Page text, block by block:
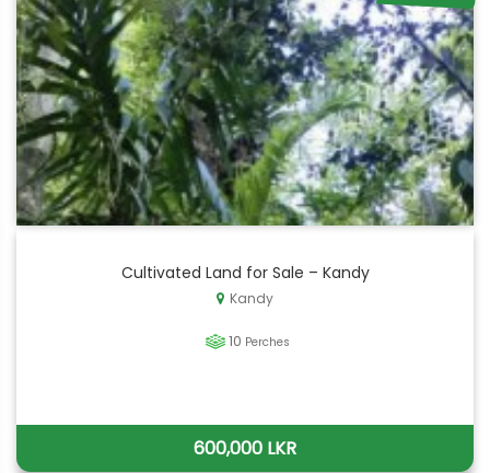
Cultivated Land for Sale – Kandy
Kandy
10 Perches
600,000 LKR